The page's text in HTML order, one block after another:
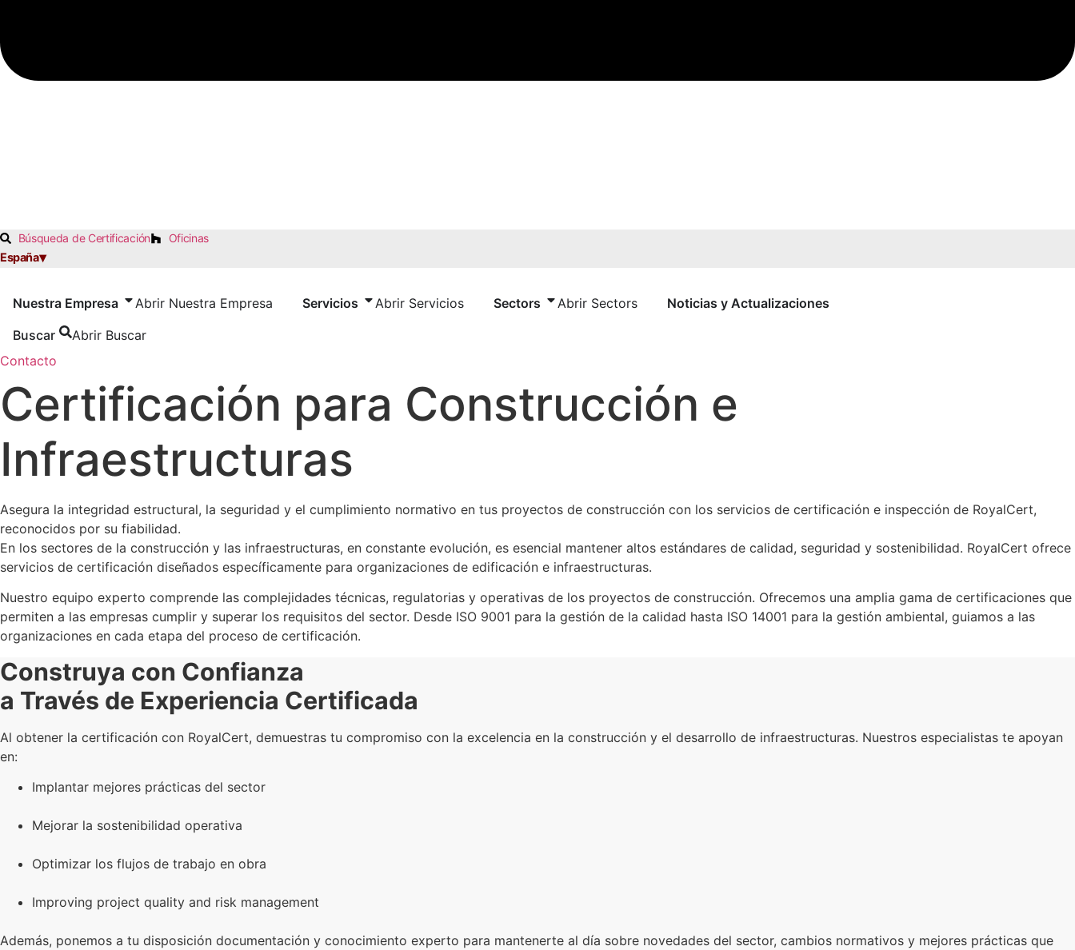
Búsqueda de Certificación
Oficinas
España▾
Nuestra Empresa Abrir Nuestra Empresa Servicios Abrir Servicios Sectors Abrir Sectors
Noticias y Actualizaciones
Buscar
Abrir Buscar
Contacto
Certificación para Construcción e
Infraestructuras
Asegura la integridad estructural, la seguridad y el cumplimiento normativo en tus proyectos de construcción con los servicios de certificación e inspección de RoyalCert,
reconocidos por su fiabilidad.
En los sectores de la construcción y las infraestructuras, en constante evolución, es esencial mantener altos estándares de calidad, seguridad y sostenibilidad. RoyalCert ofrece
servicios de certificación diseñados específicamente para organizaciones de edificación e infraestructuras.
Nuestro equipo experto comprende las complejidades técnicas, regulatorias y operativas de los proyectos de construcción. Ofrecemos una amplia gama de certificaciones que
permiten a las empresas cumplir y superar los requisitos del sector. Desde ISO 9001 para la gestión de la calidad hasta ISO 14001 para la gestión ambiental, guiamos a las
organizaciones en cada etapa del proceso de certificación.
Construya con Confianza
a Través de Experiencia Certificada
Al obtener la certificación con RoyalCert, demuestras tu compromiso con la excelencia en la construcción y el desarrollo de infraestructuras. Nuestros especialistas te apoyan
en:
Implantar mejores prácticas del sector
Mejorar la sostenibilidad operativa
Optimizar los flujos de trabajo en obra
Improving project quality and risk management
Además, ponemos a tu disposición documentación y conocimiento experto para mantenerte al día sobre novedades del sector, cambios normativos y mejores prácticas que